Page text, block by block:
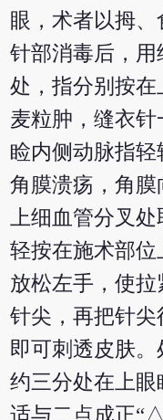
眼，术者以拇
针部消毒后，
处，指分别按在
麦粒肿，缝衣
睑内侧动脉指
角膜溃疡，角
上细血管分叉
轻按在施术部
放松左手，使
针尖，再把针尖
即可刺透皮肤。
约三分处在上眼
适与二点成正